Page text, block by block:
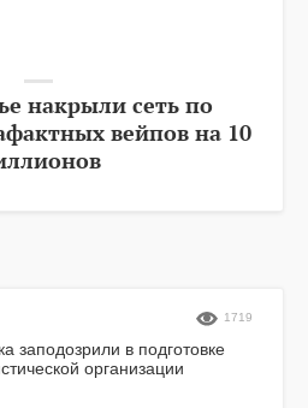
накрыли сеть по
вейпов на 10
1719